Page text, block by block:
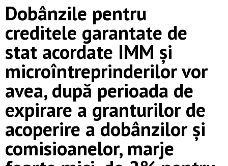
Dobânzile pentru
creditele garantate de
stat acordate IMM și
microîntreprinderilor vor
avea, după perioada de
expirare a granturilor de
acoperire a dobânzilor și
comisioanelor, marje